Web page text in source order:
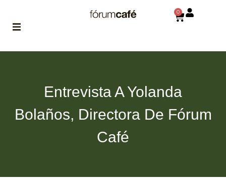
de fórum
0
Entrevista A Yolanda
Bolaños, Directora De Fórum
Café